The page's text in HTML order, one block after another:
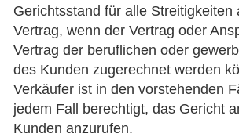
Gerichtsstand für alle Streitigkeiten
Vertrag, wenn der Vertrag oder
Vertrag der beruflichen oder
des Kunden zugerechnet werden
Verkäufer ist in den vorstehenden
jedem Fall berechtigt, das Gericht
Kunden anzurufen.